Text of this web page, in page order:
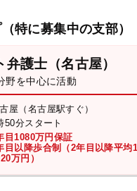
特に募集中の支部）
弁護士（名古屋）
野を中心に活動
屋（名古屋駅すぐ）
50分スタート
目1080万円保証
目以降歩合制（2年目以降平均
万円）